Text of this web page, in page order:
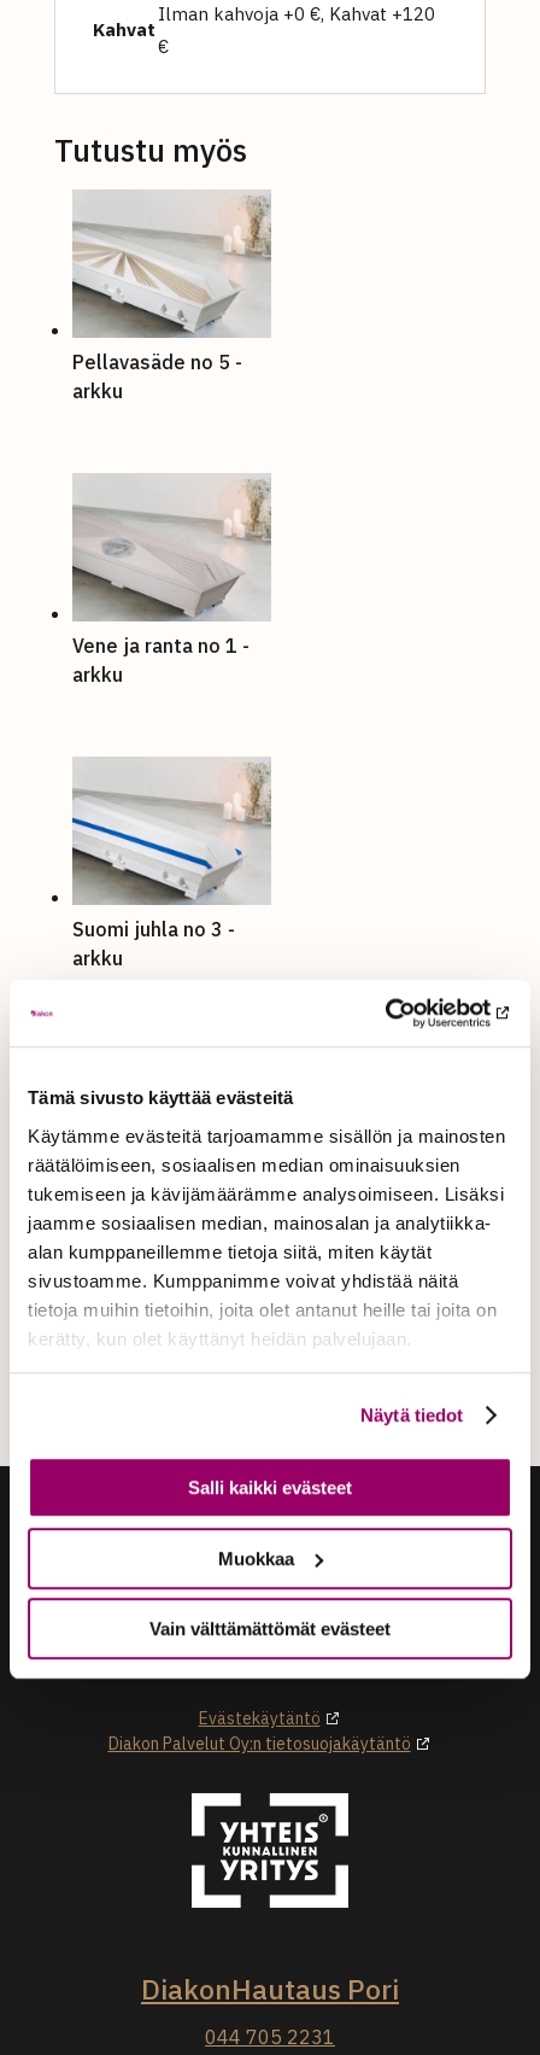
Tämä sivusto käyttää evästeitä
Käytämme evästeitä tarjoamamme sisällön ja mainosten
räätälöimiseen, sosiaalisen median ominaisuuksien
tukemiseen ja kävijämäärämme analysoimiseen. Lisäksi
jaamme sosiaalisen median, mainosalan ja analytiikka-
alan kumppaneillemme tietoja siitä, miten käytät
sivustoamme. Kumppanimme voivat yhdistää näitä
tietoja muihin tietoihin, joita olet antanut heille tai joita on
kerätty, kun olet käyttänyt heidän palvelujaan.
Näytä tiedot
Salli kaikki evästeet
Muokkaa
Vain välttämättömät evästeet
Kahvat
Ilman kahvoja +0 €, Kahvat +120
€
Tutustu myös
Pellavasäde no 5 -
arkku
Vene ja ranta no 1 -
arkku
Suomi juhla no 3 -
arkku
Pellavanauha vaalea
no 3 -arkku
DiakonHautaus | Diakon Palvelut Oy
Länsi-Suomen Diakonialaitos
Evästekäytäntö
Diakon Palvelut Oy:n tietosuojakäytäntö
DiakonHautaus Pori
044 705 2231